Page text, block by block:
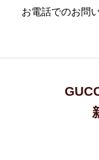
お電話でのお問